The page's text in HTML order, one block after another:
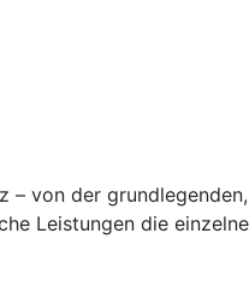
– von der
Leistungen die